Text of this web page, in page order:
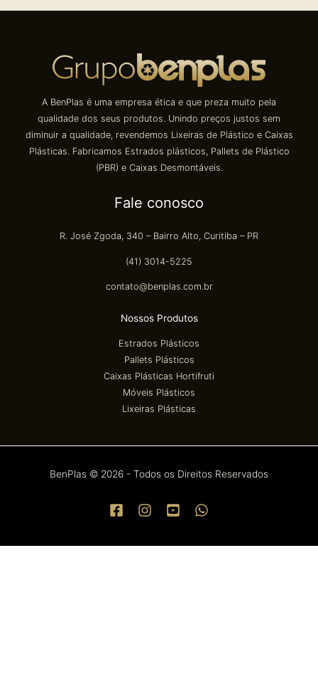
A BenPlas é uma empresa ética e que preza muito pela
qualidade dos seus produtos. Unindo preços justos sem
diminuir a qualidade, revendemos Lixeiras de Plástico e Caixas
Plásticas. Fabricamos Estrados plásticos, Pallets de Plástico
(PBR) e Caixas Desmontáveis.
Fale conosco
R. José Zgoda, 340 – Bairro Alto, Curitiba – PR
(41) 3014-5225
contato@benplas.com.br
Nossos Produtos
Estrados Plásticos
Pallets Plásticos
Caixas Plásticas Hortifruti
Móveis Plásticos
Lixeiras Plásticas
BenPlas © 2026 - Todos os Direitos Reservados